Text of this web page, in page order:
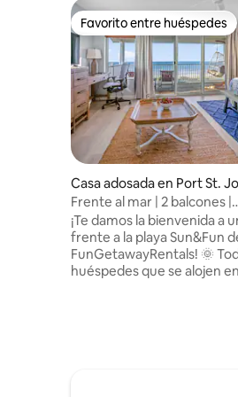
Favorito entre huéspedes
Favorito entre huéspedes
Casa adosada en Port St.
Frente al mar | 2 balcones |
BONIFICACIÓN de $ 150
Fr
¡Te damos la bienvenida a
frente a la playa Sun&Fun
FunGetawayRentals! 🌞
huéspedes que se alojen
alquileres gratuitos de 2
chalecos y remos) y 2